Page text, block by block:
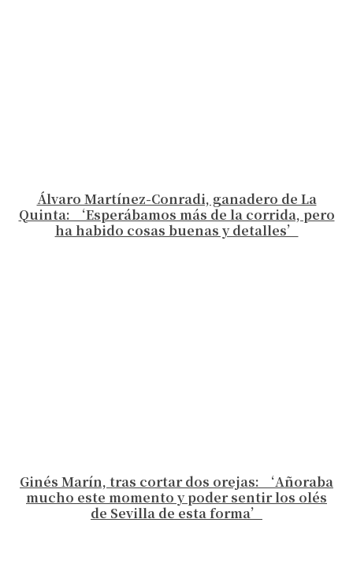
Álvaro Martínez-Conradi, ganadero de La
Quinta: ‘Esperábamos más de la corrida, pero
ha habido cosas buenas y detalles’
Ginés Marín, tras cortar dos orejas: ‘Añoraba
mucho este momento y poder sentir los olés
de Sevilla de esta forma’